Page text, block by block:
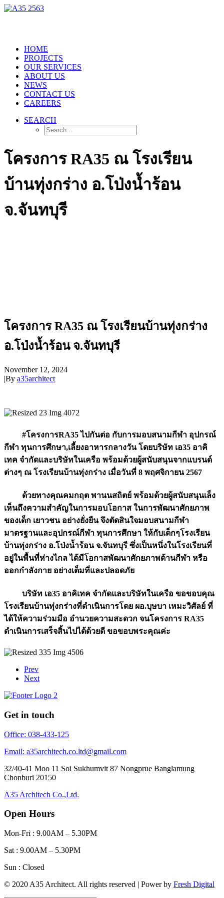
HOME
PROJECTS
OUR SERVICES
ABOUT US
NEWS
CONTACT US
CAREERS
SEARCH
โครงการ RA35 ณ โรงเรียน
บ้านทุ่งกร่าง อ.โป่งน้ำร้อน
จ.จันทบุรี
โครงการ RA35 ณ โรงเรียนบ้านทุ่งกร่าง
อ.โป่งน้ำร้อน จ.จันทบุรี
November 12, 2024
|By a35architect
#โครงการRA35ไปกันต่อ กับการมอบสนามกีฬา อุปกรณ์
กีฬา ทุนการศึกษา,เลี้ยงอาหารกลางวัน โดยบริษัท เอ35 อาคิ
เทค จำกัดและบริษัทในเครือ พร้อมด้วยผู้สนับสนุนจากแบรนด์
ต่างๆ ณ โรงเรียนบ้านทุ่งกร่าง เมื่อวันที่ 8 พฤศจิกายน 2567
ด้วยทางคุณคมกฤต พานนสถิตย์ พร้อมด้วยผู้สนับสนุนเล็ง
เห็นถึงความสำคัญในการมอบโอกาส ในการพัฒนาศักยภาพ
ของเด็ก เยาวชน อย่างยั่งยืน จึงตัดสินใจมอบสนามกีฬา
มาตรฐานและอุปกรณ์กีฬา ทุนการศึกษา ให้กับเด็กๆโรงเรียน
บ้านทุ่งกร่าง อ.โป่งน้ำร้อน จ.จันทบุรี ซึ่งเป็นหนึ่งในโรงเรียนที่
อยู่ในพื้นที่ห่างไกล ได้มีโอกาสพัฒนาศักยภาพด้านกีฬา หรือ
ออกกำลังกาย อย่างเต็มที่และปลอดภัย
บริษัท เอ35 อาคิเทค จำกัดและบริษัทในเครือ ขอขอบคุณ
โรงเรียนบ้านทุ่งกร่างที่ดำเนินการโดย ผอ.บุษบา เหมะวิศัลย์ ที่
ได้ให้ความร่วมมือ อำนวยความสะดวก จนโครงการ RA35
ดำเนินการเสร็จสิ้นไปได้ด้วยดี ขอขอบพระคุณค่ะ
Prev
Next
Get in touch
Office: 038-433-125
Email: a35architech.co.ltd@gmail.com
32/40-41 Moo 11 Soi Sukhumvit 87 Nongprue Banglamung
Chonburi 20150
A35 Architech Co.,Ltd.
Open Hours
Mon-Fri : 9.00AM – 5.30PM
Sat : 9.00AM – 5.30PM
Sun : Closed
© 2020 A35 Architect. All rights reserved | Power by Fresh Digital